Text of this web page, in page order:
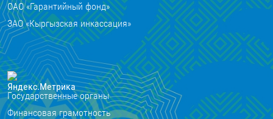
ОАО «Гарантийный фонд»
ЗАО «Кыргызская инкассация»
Государственные органы
Финансовая грамотность